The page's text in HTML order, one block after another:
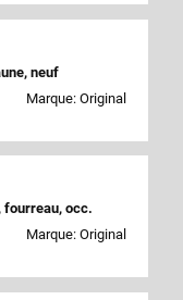
neuf
Marque: Original
fourreau, occ.
Marque: Original